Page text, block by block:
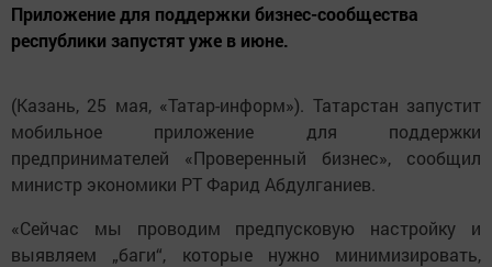
Приложение для поддержки бизнес-сообщества
республики запустят уже в июне.
(Казань, 25 мая, «Татар-информ»). Татарстан запустит
мобильное приложение для поддержки
предпринимателей «Проверенный бизнес», сообщил
министр экономики РТ Фарид Абдулганиев.
«Сейчас мы проводим предпусковую настройку и
выявляем „баги“, которые нужно минимизировать,